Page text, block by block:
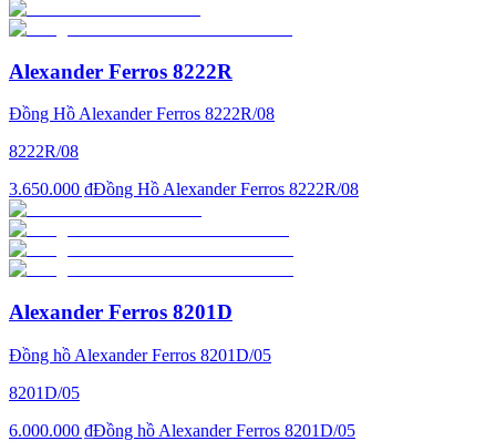
Alexander Ferros 8222R
Đồng Hồ Alexander Ferros 8222R/08
8222R/08
3.650.000 ₫Đồng Hồ Alexander Ferros 8222R/08
Alexander Ferros 8201D
Đồng hồ Alexander Ferros 8201D/05
8201D/05
6.000.000 ₫Đồng hồ Alexander Ferros 8201D/05